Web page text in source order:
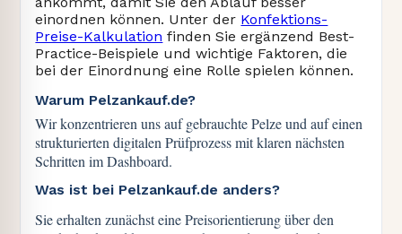
einordnen können. Unter der Konfektions-
Preise-Kalkulation finden Sie ergänzend Best-
Practice-Beispiele und wichtige Faktoren, die
bei der Einordnung eine Rolle spielen können.
Warum Pelzankauf.de?
Wir konzentrieren uns auf gebrauchte Pelze und auf einen
strukturierten digitalen Prüfprozess mit klaren nächsten
Schritten im Dashboard.
Was ist bei Pelzankauf.de anders?
Sie erhalten zunächst eine Preisorientierung über den